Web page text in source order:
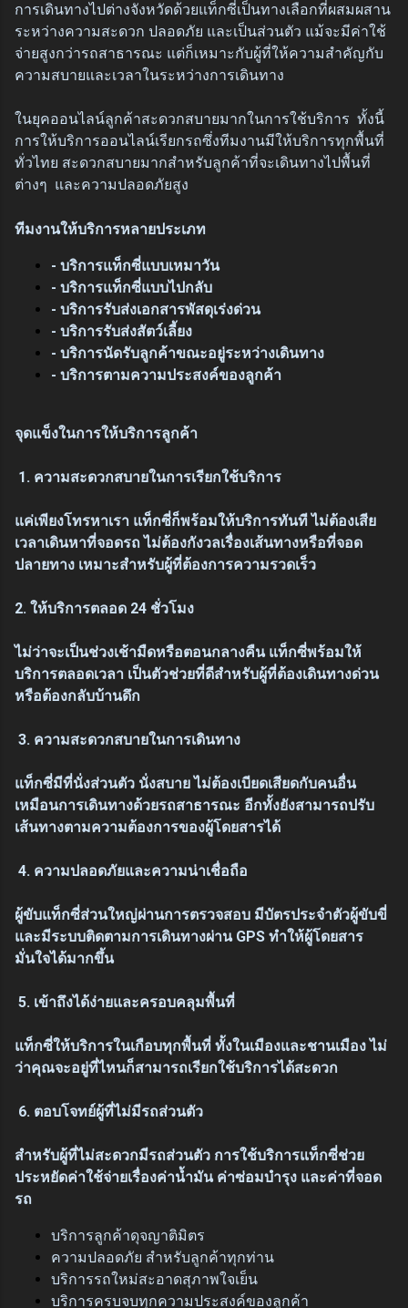
การเดินทางไปต่างจังหวัดด้วยแท็กซี่เป็นทางเลือกที่ผสมผสาน
ระหว่างความสะดวก ปลอดภัย และเป็นส่วนตัว แม้จะมีค่าใช้
จ่ายสูงกว่ารถสาธารณะ แต่ก็เหมาะกับผู้ที่ให้ความสำคัญกับ
ความสบายและเวลาในระหว่างการเดินทาง
ในยุคออนไลน์ลูกค้าสะดวกสบายมากในการใช้บริการ ทั้งนี้
การให้บริการออนไลน์เรียกรถซึ่งทีมงานมีให้บริการทุกพื้นที่
ทั่วไทย สะดวกสบายมากสำหรับลูกค้าที่จะเดินทางไปพื้นที่
ต่างๆ และความปลอดภัยสูง
ทีมงานให้บริการหลายประเภท
- บริการแท็กซี่แบบเหมาวัน
- บริการแท็กซี่แบบไปกลับ
- บริการรับส่งเอกสารพัสดุเร่งด่วน
- บริการรับส่งสัตว์เลี้ยง
- บริการนัดรับลูกค้าขณะอยู่ระหว่างเดินทาง
- บริการตามความประสงค์ของลูกค้า
จุดแข็งในการให้บริการลูกค้า
1. ความสะดวกสบายในการเรียกใช้บริการ
แค่เพียงโทรหาเรา แท็กซี่ก็พร้อมให้บริการทันที ไม่ต้องเสีย
เวลาเดินหาที่จอดรถ ไม่ต้องกังวลเรื่องเส้นทางหรือที่จอด
ปลายทาง เหมาะสำหรับผู้ที่ต้องการความรวดเร็ว
2. ให้บริการตลอด 24 ชั่วโมง
ไม่ว่าจะเป็นช่วงเช้ามืดหรือตอนกลางคืน แท็กซี่พร้อมให้
บริการตลอดเวลา เป็นตัวช่วยที่ดีสำหรับผู้ที่ต้องเดินทางด่วน
หรือต้องกลับบ้านดึก
3. ความสะดวกสบายในการเดินทาง
แท็กซี่มีที่นั่งส่วนตัว นั่งสบาย ไม่ต้องเบียดเสียดกับคนอื่น
เหมือนการเดินทางด้วยรถสาธารณะ อีกทั้งยังสามารถปรับ
เส้นทางตามความต้องการของผู้โดยสารได้
4. ความปลอดภัยและความน่าเชื่อถือ
ผู้ขับแท็กซี่ส่วนใหญ่ผ่านการตรวจสอบ มีบัตรประจำตัวผู้ขับขี่
และมีระบบติดตามการเดินทางผ่าน GPS ทำให้ผู้โดยสาร
มั่นใจได้มากขึ้น
5. เข้าถึงได้ง่ายและครอบคลุมพื้นที่
แท็กซี่ให้บริการในเกือบทุกพื้นที่ ทั้งในเมืองและชานเมือง ไม่
ว่าคุณจะอยู่ที่ไหนก็สามารถเรียกใช้บริการได้สะดวก
6. ตอบโจทย์ผู้ที่ไม่มีรถส่วนตัว
สำหรับผู้ที่ไม่สะดวกมีรถส่วนตัว การใช้บริการแท็กซี่ช่วย
ประหยัดค่าใช้จ่ายเรื่องค่าน้ำมัน ค่าซ่อมบำรุง และค่าที่จอด
รถ
บริการลูกค้าดุจญาติมิตร
ความปลอดภัย สำหรับลูกค้าทุกท่าน
บริการรถใหม่สะอาดสุภาพใจเย็น
บริการครบจบทุกความประสงค์ของลูกค้า